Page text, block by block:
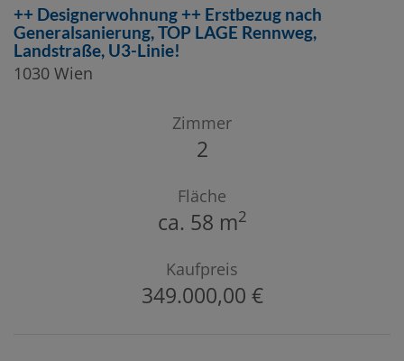
++ Designerwohnung ++ Erstbezug nach
Generalsanierung, TOP LAGE Rennweg,
Landstraße, U3-Linie!
1030 Wien
Zimmer
2
Fläche
ca. 58 m2
Kaufpreis
349.000,00 €